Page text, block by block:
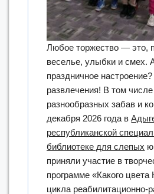
Любое торжество — это,
веселье, улыбки и смех.
праздничное
развлечения! В том
разнообразных забав и
декабря 2026 года в
республиканской
библиотеке для слепых
приняли участие в
программе «Какого
цикла реабилитационно-